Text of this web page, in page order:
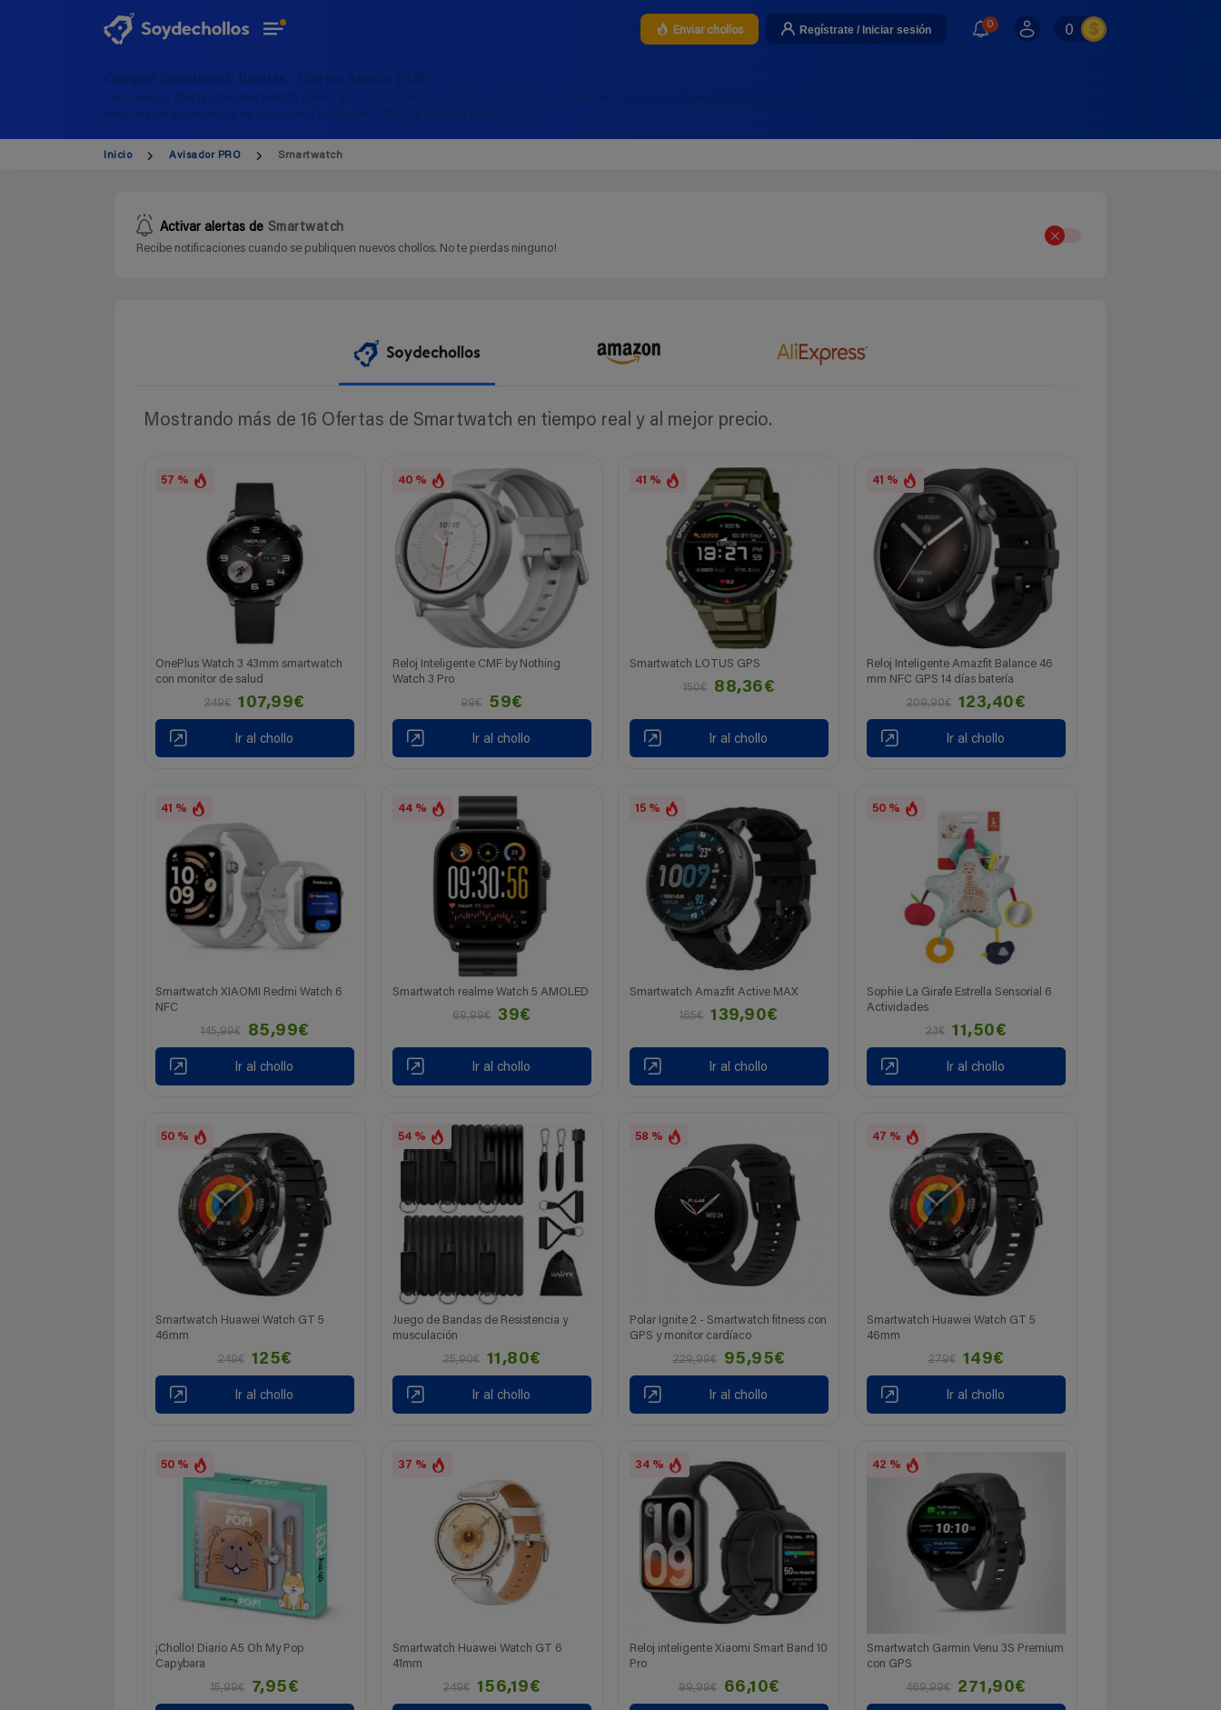
Enviar chollos Regístrate / Iniciar sesión 0 0
Comprar Smartwatch Baratas - Ofertas Agosto 2026
Las mejores ofertas de smartwatch online, aquí encontrarás los últimos chollos para comprar al mejor precio ➡️ OnePlus Watch 3 43mm
smartwatch con monitor de salud Reloj Inteligente CMF by Nothing Watch 3 Pro
Inicio Avisador PRO Smartwatch
Activar alertas de Smartwatch
Recibe notificaciones cuando se publiquen nuevos chollos. No te pierdas ninguno!
Mostrando más de 16 Ofertas de Smartwatch en tiempo real y al mejor precio.
57 %
OnePlus Watch 3 43mm smartwatch
con monitor de salud
249€
107,99€
Ir al chollo
40 %
Reloj Inteligente CMF by Nothing
Watch 3 Pro
99€
59€
Ir al chollo
41 %
Smartwatch LOTUS GPS
150€
88,36€
Ir al chollo
41 %
Reloj Inteligente Amazfit Balance 46
mm NFC GPS 14 días batería
209,90€
123,40€
Ir al chollo
41 %
Smartwatch XIAOMI Redmi Watch 6
NFC
145,99€
85,99€
Ir al chollo
44 %
Smartwatch realme Watch 5 AMOLED
69,99€
39€
Ir al chollo
15 %
Smartwatch Amazfit Active MAX
165€
139,90€
Ir al chollo
50 %
Sophie La Girafe Estrella Sensorial 6
Actividades
23€
11,50€
Ir al chollo
50 %
Smartwatch Huawei Watch GT 5
46mm
249€
125€
Ir al chollo
54 %
Juego de Bandas de Resistencia y
musculación
25,90€
11,80€
Ir al chollo
58 %
Polar Ignite 2 - Smartwatch fitness con
GPS y monitor cardíaco
229,99€
95,95€
Ir al chollo
47 %
Smartwatch Huawei Watch GT 5
46mm
279€
149€
Ir al chollo
50 %
¡Chollo! Diario A5 Oh My Pop
Capybara
15,99€
7,95€
37 %
Smartwatch Huawei Watch GT 6
41mm
249€
156,19€
34 %
Reloj inteligente Xiaomi Smart Band 10
Pro
99,99€
66,10€
42 %
Smartwatch Garmin Venu 3S Premium
con GPS
469,99€
271,90€